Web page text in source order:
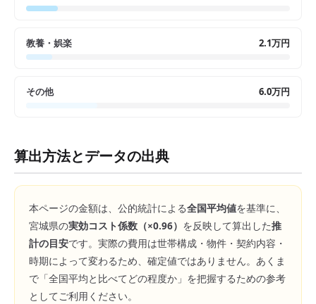
教養・娯楽 2.1万円
その他 6.0万円
算出方法とデータの出典
本ページの金額は、公的統計による全国平均値を基準に、
宮城県の実効コスト係数（×0.96） を反映して算出した推
計の目安です。実際の費用は世帯構成・物件・契約内容・
時期によって変わるため、確定値ではありません。あくま
で「全国平均と比べてどの程度か」を把握するための参考
としてご利用ください。